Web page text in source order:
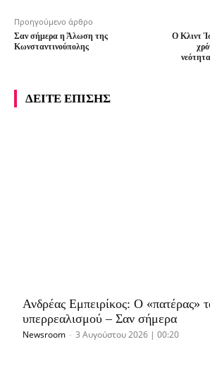
Προηγούμενο άρθρο
Σαν σήμερα η Άλωση της
Κωνσταντινούπολης
Ο Κλιντ
ΔΕΙΤΕ ΕΠΙΣΗΣ
Ανδρέας Εμπειρίκος: Ο «πατέρας»
υπερρεαλισμού – Σαν σήμερα
Newsroom - 3 Αυγούστου 2026 | 00:20